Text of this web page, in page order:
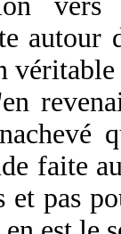
autour
faite
pas